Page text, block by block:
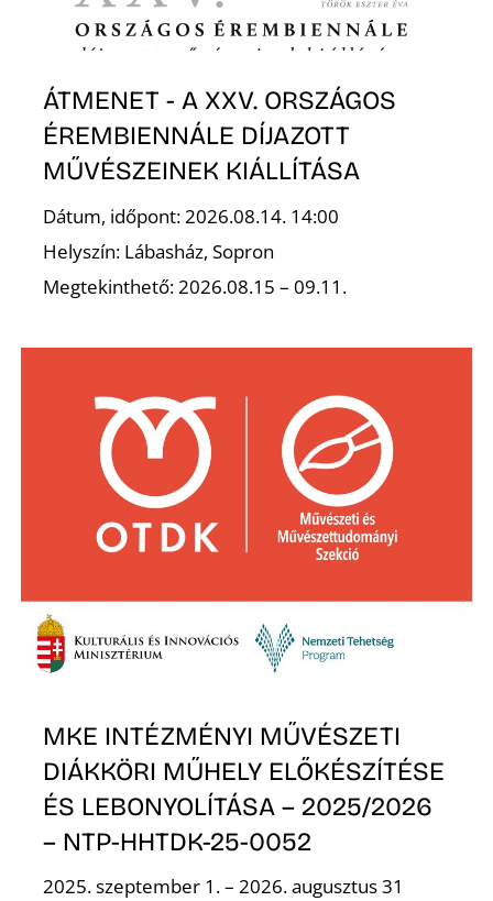
ÁTMENET - A XXV. ORSZÁGOS
ÉREMBIENNÁLE DÍJAZOTT
MŰVÉSZEINEK KIÁLLÍTÁSA
Dátum, időpont: 2026.08.14. 14:00
Helyszín: Lábasház, Sopron
Megtekinthető: 2026.08.15 – 09.11.
MKE INTÉZMÉNYI MŰVÉSZETI
DIÁKKÖRI MŰHELY ELŐKÉSZÍTÉSE
ÉS LEBONYOLÍTÁSA – 2025/2026
– NTP-HHTDK-25-0052
2025. szeptember 1. – 2026. augusztus 31